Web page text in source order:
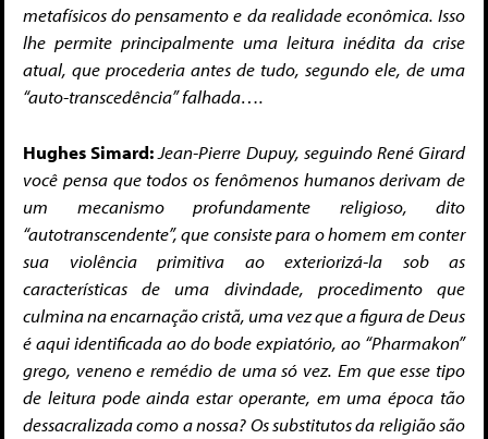
metafísicos do pensamento e da realidade econômica. Isso
lhe permite principalmente uma leitura inédita da crise
atual, que procederia antes de tudo, segundo ele, de uma
“auto-transcedência” falhada….
Hughes Simard: Jean-Pierre Dupuy, seguindo René Girard
você pensa que todos os fenômenos humanos derivam de
um mecanismo profundamente religioso, dito
“autotranscendente”, que consiste para o homem em conter
sua violência primitiva ao exteriorizá-la sob as
características de uma divindade, procedimento que
culmina na encarnação cristã, uma vez que a figura de Deus
é aqui identificada ao do bode expiatório, ao “Pharmakon”
grego, veneno e remédio de uma só vez. Em que esse tipo
de leitura pode ainda estar operante, em uma época tão
dessacralizada como a nossa? Os substitutos da religião são